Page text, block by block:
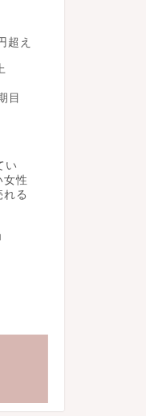
超え
目
い
女性
る